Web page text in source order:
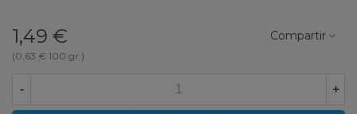
1,49 €
(0,63 € 100 gr.)
Compartir
- +